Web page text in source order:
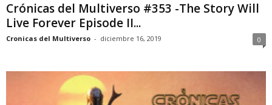
Crónicas del Multiverso #353 -The Story Will
Live Forever Episode II...
Cronicas del Multiverso - diciembre 16, 2019 0